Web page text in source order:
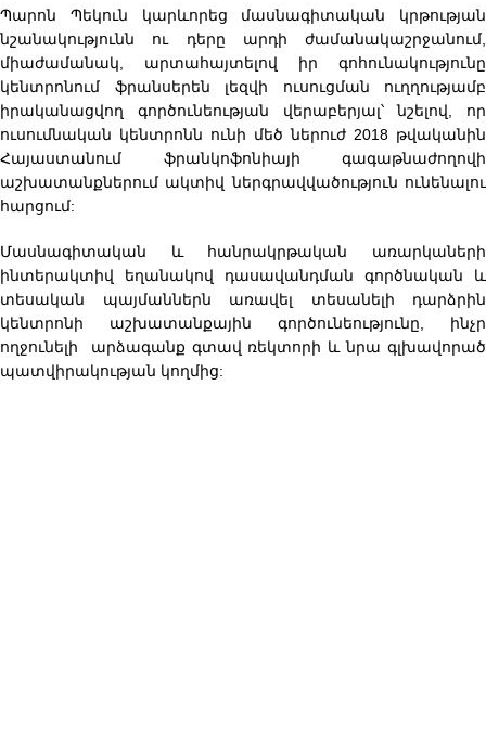
Պարոն Պեկուն կարևորեց մասնագիտական կրթության
նշանակությունն ու դերը արդի ժամանակաշրջանում,
միաժամանակ, արտահայտելով իր գոհունակությունը
կենտրոնում ֆրանսերեն լեզվի ուսուցման ուղղությամբ
իրականացվող գործունեության վերաբերյալ՝ նշելով, որ
ուսումնական կենտրոնն ունի մեծ ներուժ 2018 թվականին
Հայաստանում ֆրանկոֆոնիայի գագաթնաժողովի
աշխատանքներում ակտիվ ներգրավվածություն ունենալու
հարցում:
Մասնագիտական և հանրակրթական առարկաների
ինտերակտիվ եղանակով դասավանդման գործնական և
տեսական պայմաններն առավել տեսանելի դարձրին
կենտրոնի աշխատանքային գործունեությունը, ինչր
ողջունելի արձագանք գտավ ռեկտորի և նրա գլխավորած
պատվիրակության կողմից: